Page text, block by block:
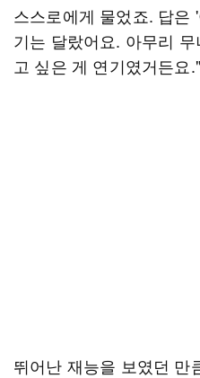
스스로에게 물었죠. 답은
기는 달랐어요. 아무리
고 싶은 게 연기였거든요."
뛰어난 재능을 보였던 만